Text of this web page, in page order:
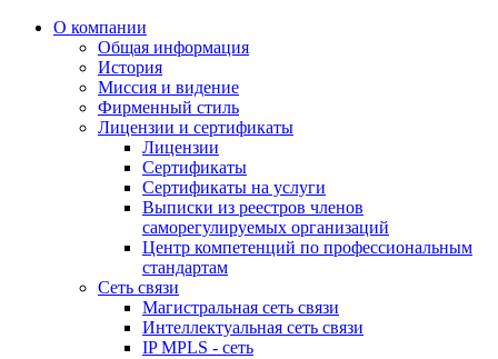
О компании
Общая информация
История
Миссия и видение
Фирменный стиль
Лицензии и сертификаты
Лицензии
Сертификаты
Сертификаты на услуги
Выписки из реестров членов
саморегулируемых организаций
Центр компетенций по профессиональным
стандартам
Сеть связи
Магистральная сеть связи
Интеллектуальная сеть связи
IP MPLS - сеть